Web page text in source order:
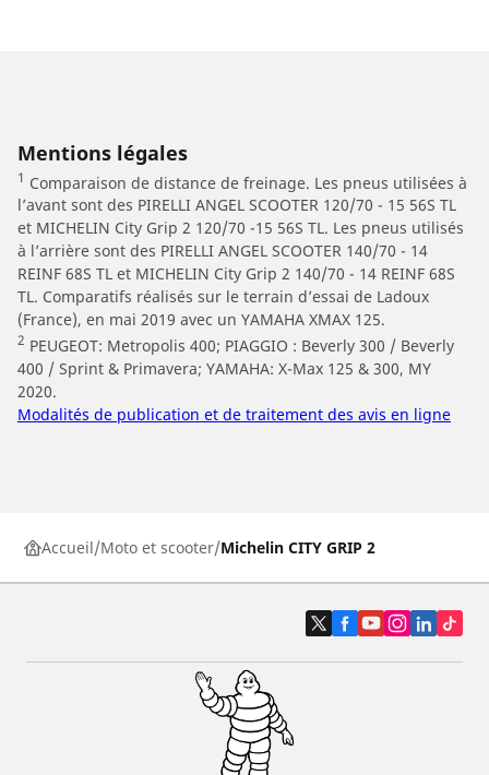
Mentions légales
1 Comparaison de distance de freinage. Les pneus utilisées à
l’avant sont des PIRELLI ANGEL SCOOTER 120/70 - 15 56S TL
et MICHELIN City Grip 2 120/70 -15 56S TL. Les pneus utilisés
à l’arrière sont des PIRELLI ANGEL SCOOTER 140/70 - 14
REINF 68S TL et MICHELIN City Grip 2 140/70 - 14 REINF 68S
TL. Comparatifs réalisés sur le terrain d’essai de Ladoux
(France), en mai 2019 avec un YAMAHA XMAX 125.
2 PEUGEOT: Metropolis 400; PIAGGIO : Beverly 300 / Beverly
400 / Sprint & Primavera; YAMAHA: X-Max 125 & 300, MY
2020.
Modalités de publication et de traitement des avis en ligne
Accueil Moto et scooter Michelin CITY GRIP 2